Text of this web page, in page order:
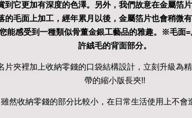
到它更加有深度的色澤。另外，我們故意在金屬箔
的毛面上加工，經年累月以後，金屬箔片也會稍微
能感受到一種類似骨董金銀工藝品的雅趣。※毛面=
許絨毛的背面部分。
片夾裡加上收納零錢的口袋結構設計，立刻升級為
帶的縮小版長夾!!
雖然收納零錢的部分比較小，在日常生活使用上不會